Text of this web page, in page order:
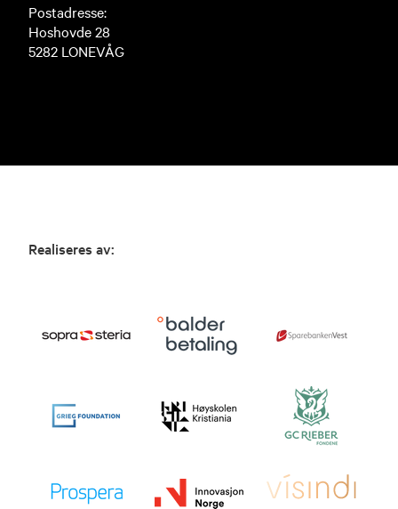
Postadresse:
Hoshovde 28
5282 LONEVÅG
Realiseres av: